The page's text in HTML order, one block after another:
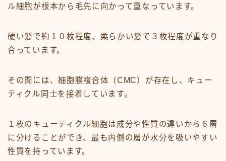
ル細胞が根本から毛先に向かって重なっています。
硬い髪で約１０枚程度、柔らかい髪で３枚程度が重なり
合っています。
その間には、細胞膜複合体（CMC）が存在し、キュー
ティクル同士を接着しています。
１枚のキューティクル細胞は成分や性質の違いから６層
に分けることができ、最も内側の層が水分を吸いやすい
性質を持っています。